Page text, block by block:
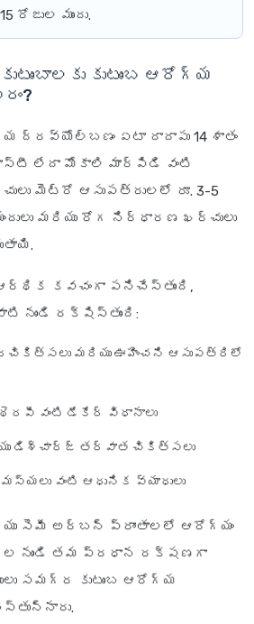
ముందు.
కుటుంబ ఆరోగ్య
ద్రవ్యోల్బణం ఏటా దాదాపు 14 శాతం
లేదా మోకాలి మార్పిడి వంటి
మెట్రో ఆసుపత్రులలో రూ. 3-5
మరియు రోగ నిర్ధారణ ఖర్చులు
కవచంగా పనిచేస్తుంది,
నుండి రక్షిస్తుంది:
మరియు ఊహించని ఆసుపత్రిలో
వంటి డేకేర్ విధానాలు
డిశ్చార్జ్ తర్వాత చికిత్సలు
వంటి ఆధునిక వ్యాధులు
సెమీ అర్బన్ ప్రాంతాలలో ఆరోగ్యం
నుండి తమ ప్రధాన రక్షణగా
సమగ్ర కుటుంబ ఆరోగ్య